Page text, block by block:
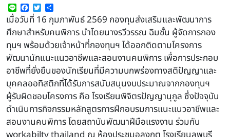
Line Facebook
Twitter
เมื่อวันที่ 16 กุมภาพันธ์ 2569 กองทุนส่งเสริมเเละพัฒนาการ
ศึกษาสำหรับคนพิการ นำโดยนางรวีวรรณ ฉิมชั้น ผู้จัดการกอง
ทุนฯ พร้อมด้วยเจ้าหน้าที่กองทุนฯ ได้ออกติดตามโครงการ
พัฒนานักแนะเเนวอาชีพเเละสอนงานคนพิการ เพื่อการประกอบ
อาชีพที่ยั่งยืนของนักเรียนที่มีความบกพร่องทางสติปัญญาเเละ
บุคคลออทิสติกที่ได้รับการสนับสนุนงบประมาณจากกองทุนฯ
ผู้รับผิดชอบโครงการ คือ โรงเรียนพิจิตรปัญญานุกูล ซึ่งปัจจุบัน
ดำเนินการกิจกรรมหลักสูตรการฝึกอบรมการเเนะเเนวอาชีพเเละ
สอนงานคนพิการ โดยสถาบันพัฒนาฝีมือเเรงงาน ร่วมกับ